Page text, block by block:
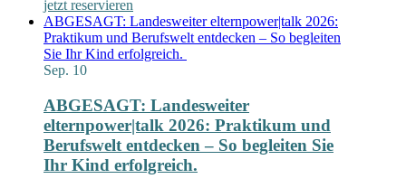
jetzt reservieren
ABGESAGT: Landesweiter elternpower|talk 2026:
Praktikum und Berufswelt entdecken – So begleiten
Sie Ihr Kind erfolgreich.
Sep. 10
ABGESAGT: Landesweiter
elternpower|talk 2026: Praktikum und
Berufswelt entdecken – So begleiten Sie
Ihr Kind erfolgreich.